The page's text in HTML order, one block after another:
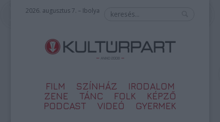
2026. augusztus 7. – Ibolya
FILM SZÍNHÁZ
IRODALOM
ZENE
TÁNC FOLK
KÉPZŐ
PODCAST
VIDEÓ GYERMEK